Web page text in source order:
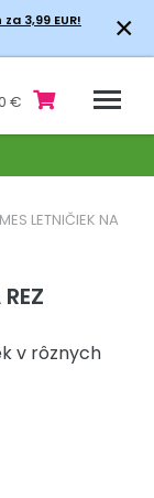
3,99 EUR!
×
€
LETNIČIEK NA
v rôznych